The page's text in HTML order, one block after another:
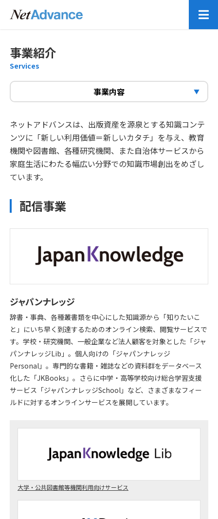
メ
事業紹介
Services
事業内容
ネットアドバンスは、出版資産を源泉とする知識コンテ
ンツに「新しい利用価値＝新しいカタチ」を与え、教育
機関や図書館、各種研究機関、また自治体サービスから
家庭生活にわたる幅広い分野での知識市場創出をめざし
ています。
配信事業
ジャパンナレッジ
辞書・事典、各種叢書類を中心にした知識源から「知りたいこ
と」にいち早く到達するためのオンライン検索、閲覧サービスで
す。学校・研究機関、一般企業など法人顧客を対象とした「ジャ
パンナレッジLib」。個人向けの「ジャパンナレッジ
Personal」。専門的な書籍・雑誌などの資料群をデータベース
化した「JKBooks」。さらに中学・高等学校向け総合学習支援
サービス「ジャパンナレッジSchool」など、さまざまなフィー
ルドに対するオンラインサービスを展開しています。
大学・公共図書館等機関利用向けサービス